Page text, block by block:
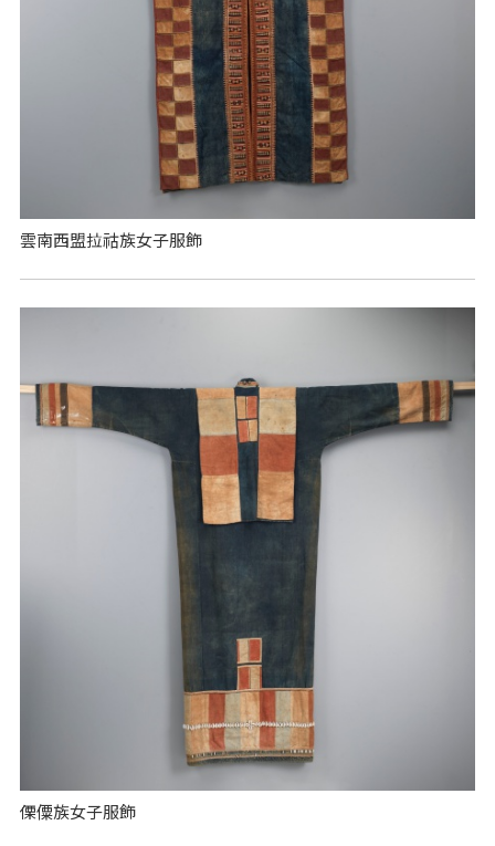
雲南西盟拉祜族女子服飾
傈僳族女子服飾